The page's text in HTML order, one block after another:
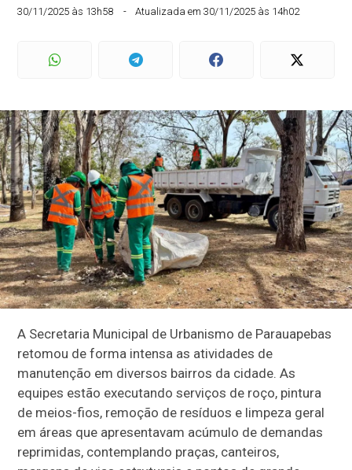
30/11/2025 às 13h58 Atualizada em 30/11/2025 às 14h02
A Secretaria Municipal de Urbanismo de Parauapebas
retomou de forma intensa as atividades de
manutenção em diversos bairros da cidade. As
equipes estão executando serviços de roço, pintura
de meios-fios, remoção de resíduos e limpeza geral
em áreas que apresentavam acúmulo de demandas
reprimidas, contemplando praças, canteiros,